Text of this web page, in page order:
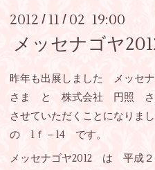
2012 / 11 / 02 19:00
メッセナゴヤ
昨年も出展しました メッ
さま と 株式会社 円照
させていただくことになり
の 1ｆ－14 です。
メッセナゴヤ2012 は 平成２